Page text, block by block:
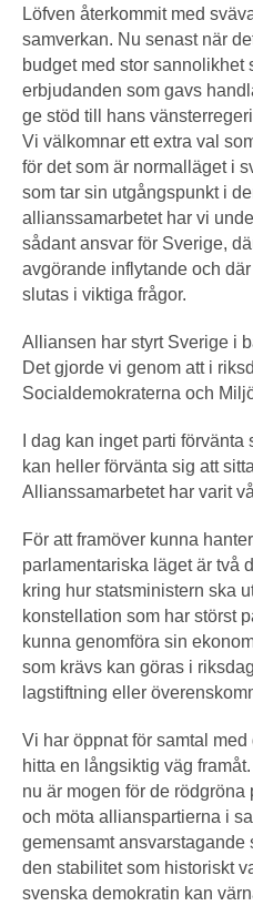
Löfven återkommit med
samverkan. Nu senast när
budget med stor sannolikhet
erbjudanden som gavs
ge stöd till hans
Vi välkomnar ett extra val
för det som är normalläget i
som tar sin utgångspunkt i
allianssamarbetet har vi
sådant ansvar för Sverige,
avgörande inflytande och
slutas i viktiga frågor.
Alliansen har styrt Sverige i
Det gjorde vi genom att i
Socialdemokraterna och
I dag kan inget parti
kan heller förvänta sig att
Allianssamarbetet har varit
För att framöver kunna
parlamentariska läget är två
kring hur statsministern ska
konstellation som har störst
kunna genomföra sin
som krävs kan göras i
lagstiftning eller
Vi har öppnat för samtal
hitta en långsiktig väg
nu är mogen för de
och möta allianspartierna i
gemensamt ansvarstagande
den stabilitet som historiskt
svenska demokratin kan